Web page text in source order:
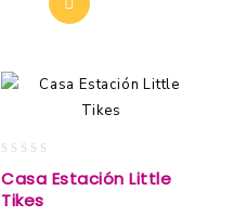
out
of
Casa Estación Little
Tikes